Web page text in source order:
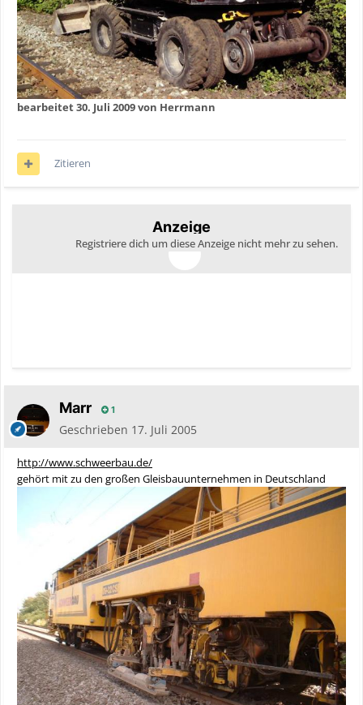
bearbeitet30. Juli 2009von Herrmann
Zitieren
Anzeige
Registriere dich um diese Anzeige nicht mehr zu sehen.
Marr 1
Geschrieben 17. Juli 2005
http://www.schweerbau.de/
gehört mit zu den großen Gleisbauunternehmen in Deutschland